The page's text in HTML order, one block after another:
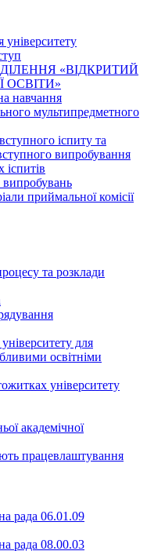
університету
«ВІДКРИТИЙ
навчання
мультипредметного
іспиту та
випробування
приймальної комісії
та розклади
для
освітніми
університету
академічної
працевлаштування
рада 06.01.09
рада 08.00.03